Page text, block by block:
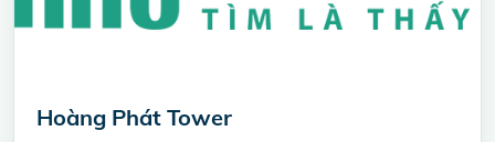
Hoàng Phát Tower